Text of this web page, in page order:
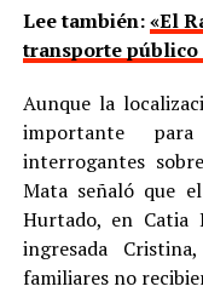
Lee también:«El
transporte público
Aunque la
importante
interrogantes
Mata señaló que
Hurtado, en Catia
ingresada
familiares no